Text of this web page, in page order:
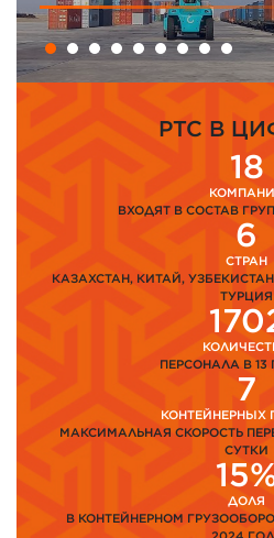
PTC В
18
ВХОДЯТ В СОСТАВ
6
СТРАН
КАЗАХСТАН, КИТАЙ,
ТУРЦИЯ
ПЕРСОНАЛА В
7
КОНТЕЙНЕРНЫХ
МАКСИМАЛЬНАЯ СКОРОСТЬ
СУТКИ
ДОЛЯ
В КОНТЕЙНЕРНОМ